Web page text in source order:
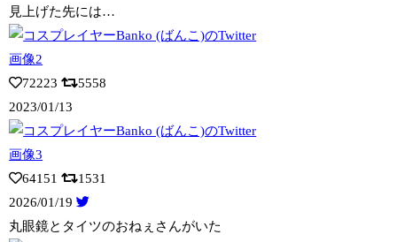
見上げた先には…
72223
5558
2023/01/13
64151
1531
2026/01/19
丸眼鏡とタイツのおねぇさんがいた